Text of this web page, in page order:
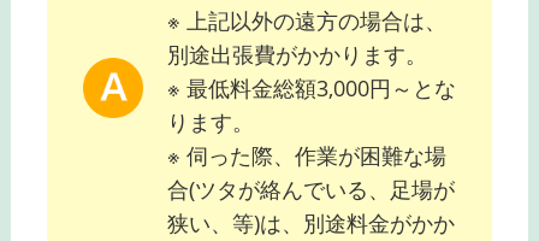
※ 上記以外の遠方の場合は、
別途出張費がかかります。
※ 最低料金総額3,000円～とな
ります。
※ 伺った際、作業が困難な場
合(ツタが絡んでいる、足場が
狭い、等)は、別途料金がかか